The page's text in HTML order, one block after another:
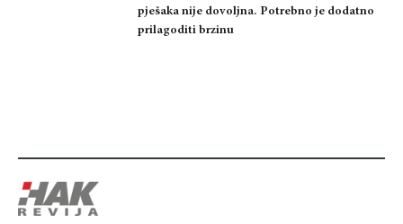
pješaka nije dovoljna. Potrebno je dodatno
prilagoditi brzinu